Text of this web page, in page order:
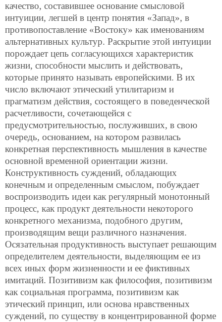
качество, составившее основание смысловой
интуиции, легшей в центр понятия «Запад», в
противопоставление «Востоку» как именованиям
альтернативных культур. Раскрытие этой интуиции
порождает цепь согласующихся характеристик
жизни, способности мыслить и действовать,
которые принято называть европейскими. В их
число включают этический утилитаризм и
прагматизм действия, состоящего в поведенческой
расчетливости, сочетающейся с
предусмотрительностью, послуживших, в свою
очередь, основанием, на котором развилась
конкретная перспективность мышления в качестве
основной временной ориентации жизни.
Конструктивность суждений, обладающих
конечным и определенным смыслом, побуждает
воспроизводить идеи как регулярный монотонный
процесс, как продукт деятельности некоторого
конкретного механизма, подобного другим,
производящим вещи различного назначения.
Осязательная продуктивность выступает решающим
определителем деятельности, выделяющим ее из
всех иных форм жизненности и ее фиктивных
имитаций. Позитивизм как философия, позитивизм
как социальная программа, позитивизм как
этический принцип, или основа нравственных
суждений, по существу в концентрированной форме